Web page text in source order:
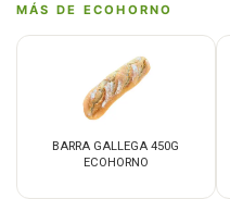
MÁS DE ECOHORNO
BARRA GALLEGA 450G
ECOHORNO